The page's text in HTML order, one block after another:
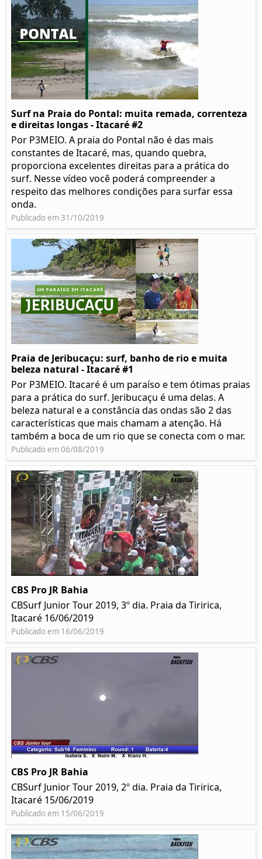
Surf na Praia do Pontal: muita remada, correnteza
e direitas longas - Itacaré #2
Por P3MEIO. A praia do Pontal não é das mais
constantes de Itacaré, mas, quando quebra,
proporciona excelentes direitas para a prática do
surf. Nesse vídeo você poderá compreender a
respeito das melhores condições para surfar essa
onda.
Publicado em 31/10/2019
Praia de Jeribucaçu: surf, banho de rio e muita
beleza natural - Itacaré #1
Por P3MEIO. Itacaré é um paraíso e tem ótimas praias
para a prática do surf. Jeribucaçu é uma delas. A
beleza natural e a constância das ondas são 2 das
características que mais chamam a atenção. Há
também a boca de um rio que se conecta com o mar.
Publicado em 06/08/2019
CBS Pro JR Bahia
CBSurf Junior Tour 2019, 3º dia. Praia da Tiririca,
Itacaré 16/06/2019
Publicado em 16/06/2019
CBS Pro JR Bahia
CBSurf Junior Tour 2019, 2º dia. Praia da Tiririca,
Itacaré 15/06/2019
Publicado em 15/06/2019